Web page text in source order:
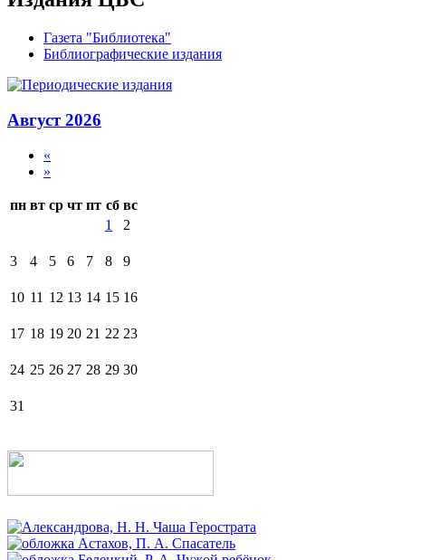
Газета "Библиотека"
Библиографические издания
Август 2026
«
»
пн вт ср чт пт сб вс
1
2
3 4 5 6 7 8 9
10 11 12 13 14 15 16
17 18 19 20 21 22 23
24 25 26 27 28 29 30
31